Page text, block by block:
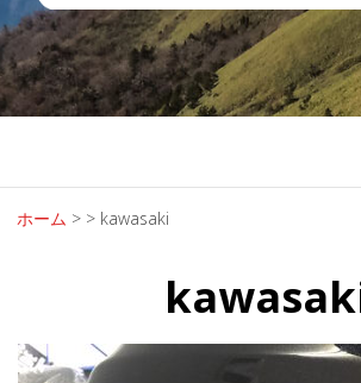
ライダ
読！名作
ク漫
バイク漫画で青春時代を
ホーム > > kawasaki